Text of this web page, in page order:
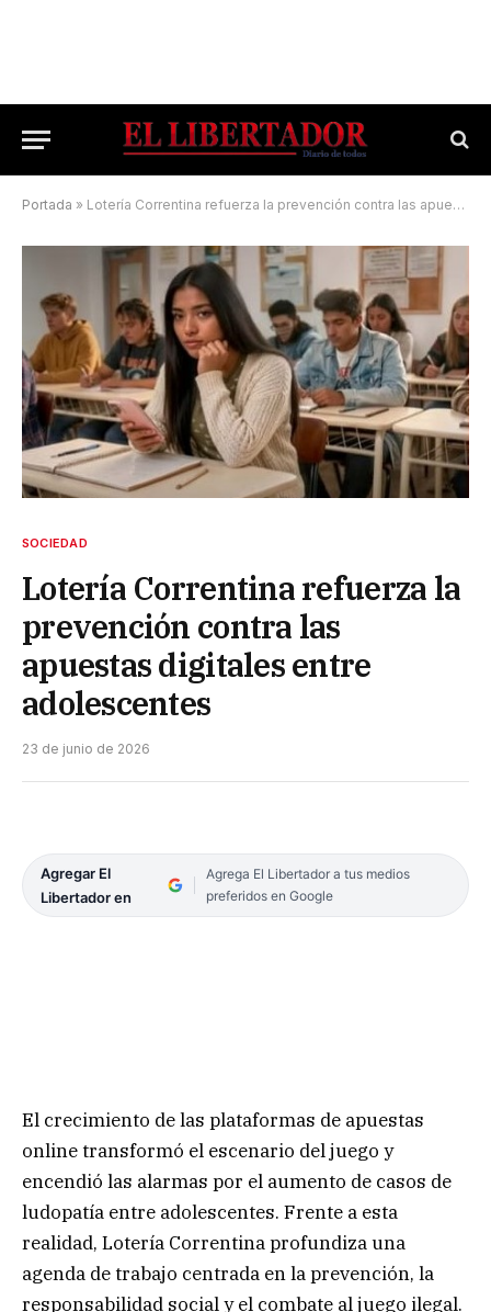
Portada » Lotería Correntina refuerza la prevención contra las apuestas digitales entre adolescentes
SOCIEDAD
Lotería Correntina refuerza la
prevención contra las
apuestas digitales entre
adolescentes
23 de junio de 2026
Agregar El
Libertador en
Agrega El Libertador a tus medios
preferidos en Google
El crecimiento de las plataformas de apuestas
online transformó el escenario del juego y
encendió las alarmas por el aumento de casos de
ludopatía entre adolescentes. Frente a esta
realidad, Lotería Correntina profundiza una
agenda de trabajo centrada en la prevención, la
responsabilidad social y el combate al juego ilegal.